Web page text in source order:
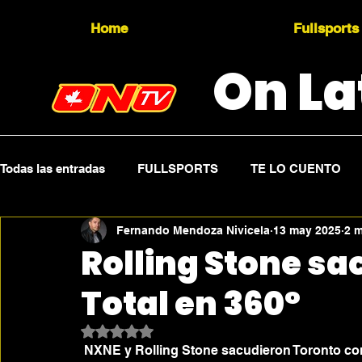
Home Fullsports
On
Todas las entradas FULLSPORTS TE LO CUENTO
Topicality PRESS RELEASE Press Sports
Rolling Stone
Total en 360°
Fernando Mendoza Nivicela 13 may 2025 2
Obtuvo NaN de 5 estrellas.
NXNE y Rolling Stone sacudieron Toronto